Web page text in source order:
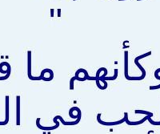
"
ما
في